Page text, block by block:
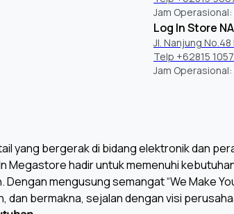
Jam
Log In Store
Jl. Nanjung
Telp +62815
Jam
yang bergerak di bidang elektronik dan
Megastore hadir untuk memenuhi
mengusung semangat “We Make
dan bermakna, sejalan dengan visi